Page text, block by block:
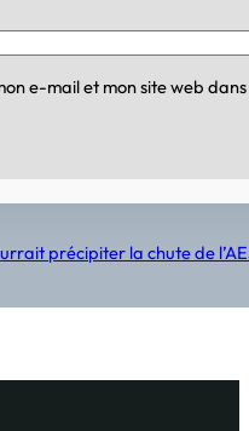
e-mail et mon site web
précipiter la chute de